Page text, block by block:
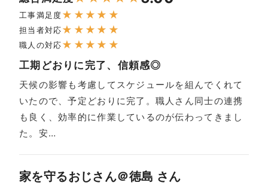
工事満足度★ ★ ★ ★ ★
担当者対応★ ★ ★ ★ ★
職人の対応★ ★ ★ ★ ★
工期どおりに完了、信頼感◎
天候の影響も考慮してスケジュールを組んでくれて
いたので、予定どおりに完了。職人さん同士の連携
も良く、効率的に作業しているのが伝わってきまし
た。安…
家を守るおじさん＠徳島 さん